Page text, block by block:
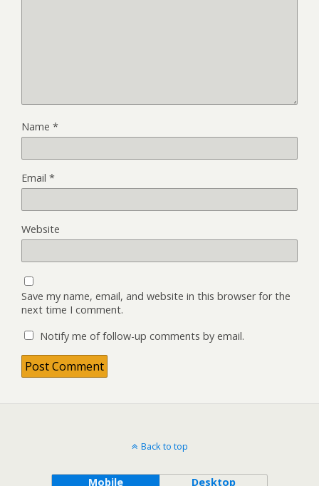
Name *
Email *
Website
Save my name, email, and website in this browser for the
next time I comment.
Notify me of follow-up comments by email.
Back to top
Mobile Desktop